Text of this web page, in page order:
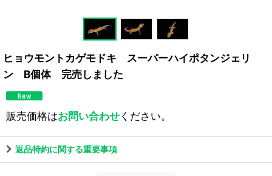
ヒョウモントカゲモドキ スーパーハイポタンジェリ
ン B個体 完売しました
販売価格はお問い合わせください。
返品特約に関する重要事項